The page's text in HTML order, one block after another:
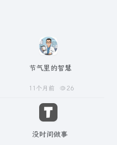
节气里的智慧
11个月前 26
没时间做事